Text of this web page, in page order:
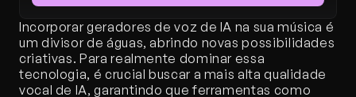
Incorporar geradores de voz de IA na sua música é
um divisor de águas, abrindo novas possibilidades
criativas. Para realmente dominar essa
tecnologia, é crucial buscar a mais alta qualidade